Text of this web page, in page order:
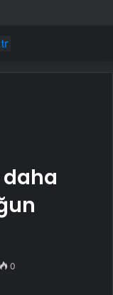
daha
0